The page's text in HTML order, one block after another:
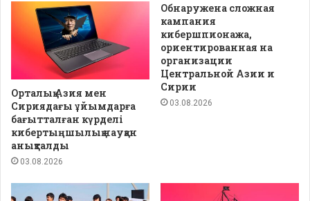
Орталық Азия мен
Сириядағы ұйымдарға
бағытталған күрделі
кибертыңшылық науқан
анықталды
03.08.2026
Обнаружена сложная
кампания
кибершпионажа,
ориентированная на
организации
Центральной Азии и
Сирии
03.08.2026